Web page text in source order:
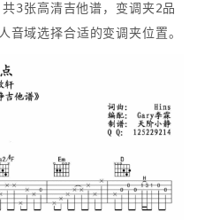
3张高清吉他谱，变调夹2品
音域选择合适的变调夹位置。